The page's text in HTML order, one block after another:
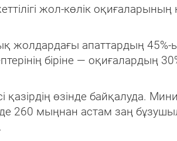
жол-көлік
жолдардағы апаттардың 45%-
біріне — оқиғалардың
өзінде байқалуда.
260 мыңнан астам заң